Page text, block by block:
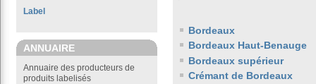
Label
ANNUAIRE
Annuaire des producteurs de
produits labelisés
Bordeaux
Bordeaux Haut-Benauge
Bordeaux supérieur
Crémant de Bordeaux